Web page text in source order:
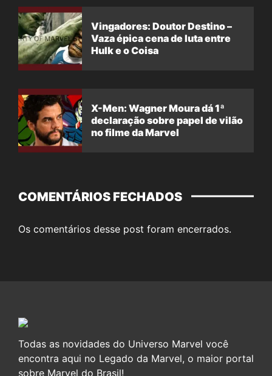
Vingadores: Doutor Destino –
Vaza épica cena de luta entre
Hulk e o Coisa
X-Men: Wagner Moura dá 1ª
declaração sobre papel de vilão
no filme da Marvel
COMENTÁRIOS FECHADOS
Os comentários desse post foram encerrados.
Todas as novidades do Universo Marvel você
encontra aqui no Legado da Marvel, o maior portal
sobre Marvel do Brasil!